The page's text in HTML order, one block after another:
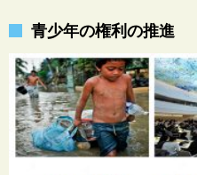
青少年の権利の推進